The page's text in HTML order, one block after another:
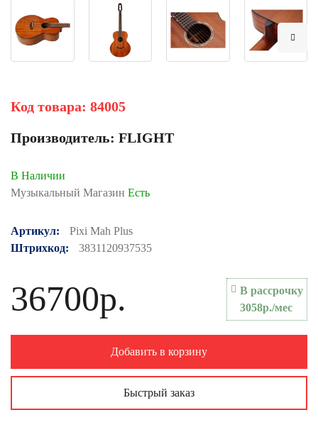
Код товара: 84005
Производитель: FLIGHT
В Наличии
Музыкальный Магазин Есть
Артикул:
Pixi Mah Plus
Штрихкод:
3831120937535
36700р.
В рассрочку
3058р./мес
Добавить в корзину
Быстрый заказ